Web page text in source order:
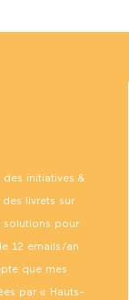
initiatives &
livrets sur
solutions pour
12 emails/an
que mes
par « Hauts-